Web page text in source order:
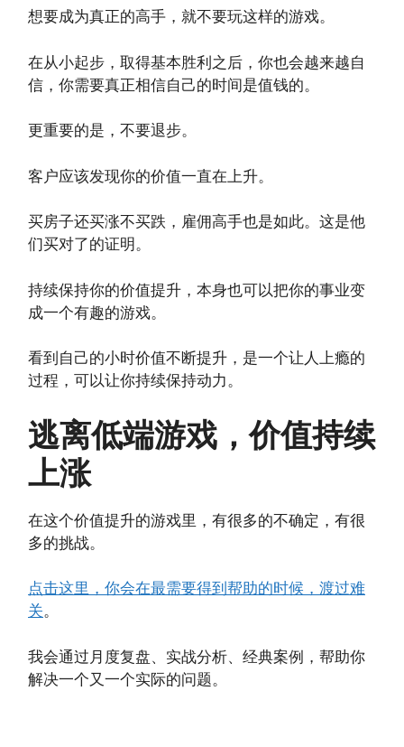
想要成为真正的高手，就不要玩这样的游戏。
在从小起步，取得基本胜利之后，你也会越来越自
信，你需要真正相信自己的时间是值钱的。
更重要的是，不要退步。
客户应该发现你的价值一直在上升。
买房子还买涨不买跌，雇佣高手也是如此。这是他
们买对了的证明。
持续保持你的价值提升，本身也可以把你的事业变
成一个有趣的游戏。
看到自己的小时价值不断提升，是一个让人上瘾的
过程，可以让你持续保持动力。
逃离低端游戏，价值持续
上涨
在这个价值提升的游戏里，有很多的不确定，有很
多的挑战。
点击这里，你会在最需要得到帮助的时候，渡过难
关。
我会通过月度复盘、实战分析、经典案例，帮助你
解决一个又一个实际的问题。